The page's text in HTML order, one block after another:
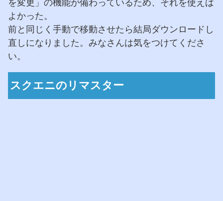
を変更」の機能が備わっているため、それを使えば
よかった。
前と同じく手動で移動させたら結局ダウンロードし
直しになりました。みなさんは気をつけてくださ
い。
スクエニのリマスター